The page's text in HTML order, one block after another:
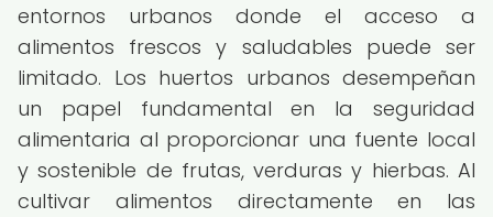
entornos urbanos donde el acceso a
alimentos frescos y saludables puede ser
limitado. Los huertos urbanos desempeñan
un papel fundamental en la seguridad
alimentaria al proporcionar una fuente local
y sostenible de frutas, verduras y hierbas. Al
cultivar alimentos directamente en las